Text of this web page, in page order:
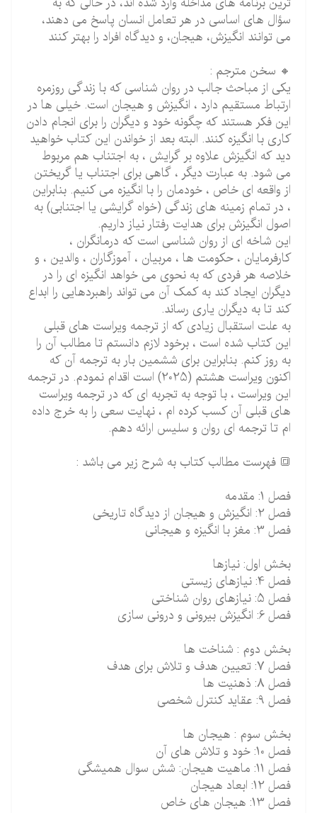
سؤال های اساسی در هر تعامل انسان پاسخ می دهند،
می توانند انگیزش، هیجان، و دیدگاه افراد را بهتر کنند
🔸 سخن مترجم :
یکی از مباحث جالب در روان شناسی که با زندگی روزمره
ارتباط مستقیم دارد ، انگیزش و هیجان است. خیلی ها در
این فکر هستند که چگونه خود و دیگران را برای انجام دادن
کاری با انگیزه کنند. البته بعد از خواندن این کتاب خواهید
دید که انگیزش علاوه بر گرایش ، به اجتناب هم مربوط
می شود. به عبارت دیگر ، گاهی برای اجتناب یا گریختن
از واقعه ای خاص ، خودمان را با انگیزه می کنیم. بنابراین
، در تمام زمینه های زندگی (خواه گرایشی یا اجتنابی) به
اصول انگیزش برای هدایت رفتار نیاز داریم.
این شاخه ای از روان شناسی است که درمانگران ،
کارفرمایان ، حکومت ها ، مربیان ، آموزگاران ، والدین ، و
خلاصه هر فردی که به نحوی می خواهد انگیزه ای را در
دیگران ایجاد کند به کمک آن می تواند راهبردهایی را ابداع
کند تا به دیگران یاری رساند.
به علت استقبال زیادی که از ترجمه ویراست های قبلی
این کتاب شده است ، برخود لازم دانستم تا مطالب آن را
به روز کنم. بنابراین برای ششمین بار به ترجمه آن که
اکنون ویراست هشتم (2025) است اقدام نمودم. در ترجمه
این ویراست ، با توجه به تجربه ای که در ترجمه ویراست
های قبلی آن کسب کرده ام ، نهایت سعی را به خرج داده
ام تا ترجمه ای روان و سلیس ارائه دهم.
🔳 فهرست مطالب کتاب به شرح زیر می باشد :
فصل 1: مقدمه
فصل 2: انگیزش و هیجان از دیدگاه تاریخی
فصل 3: مغز با انگیزه و هیجانی
بخش اول: نیازها
فصل 4: نیازهای زیستی
فصل 5: نیازهای روان شناختی
فصل 6: انگیزش بیرونی و درونی سازی
بخش دوم : شناخت ها
فصل 7: تعیین هدف و تلاش برای هدف
فصل 8: ذهنیت ها
فصل 9: عقاید کنترل شخصی
بخش سوم : هیجان ها
فصل 10: خود و تلاش های آن
فصل 11: ماهیت هیجان: شش سوال همیشگی
فصل 12: ابعاد هیجان
فصل 13: هیجان های خاص